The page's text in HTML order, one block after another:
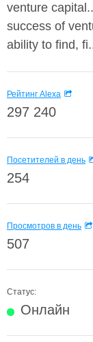
venture
success of
ability to find,
Рейтинг Alexa
297 240
Посетителей в день
254
Просмотров в день
507
Статус:
Онлайн